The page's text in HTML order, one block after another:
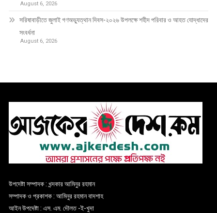
August 6, 2026
সরিষাবাড়ীতে জুলাই গণঅভ্যুত্থান দিবস-২০২৬ উপলক্ষে শহীদ পরিবার ও আহত যোদ্ধাদের
সংবর্ধনা
August 6, 2026
উপদেষ্টা সম্পাদক : খন্দকার আমিনুর রহমান
সম্পাদক ও প্রকাশক : আমিনুর রহমান বাদশাহ
আইন উপদেষ্টা : এস. এম. দৌলত -ই-খুদা